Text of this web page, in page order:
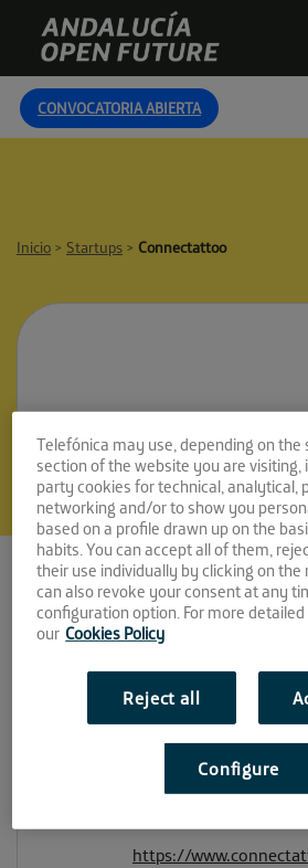
content
Andalucía
Open
Future
CONVOCATORIA ABIERTA
Inicio > Startups > Connectattoo
Espacio:
Octubre 2020
https://
Telefónica may use, depending on the
section of the website you are visiting,
party cookies for technical, analytical,
networking and/or to show you
based on a profile drawn up on the
habits. You can accept all of them,
their use individually by clicking on the
can also revoke your consent at any
configuration option. For more
our Cookies Policy
Reject all
Configure